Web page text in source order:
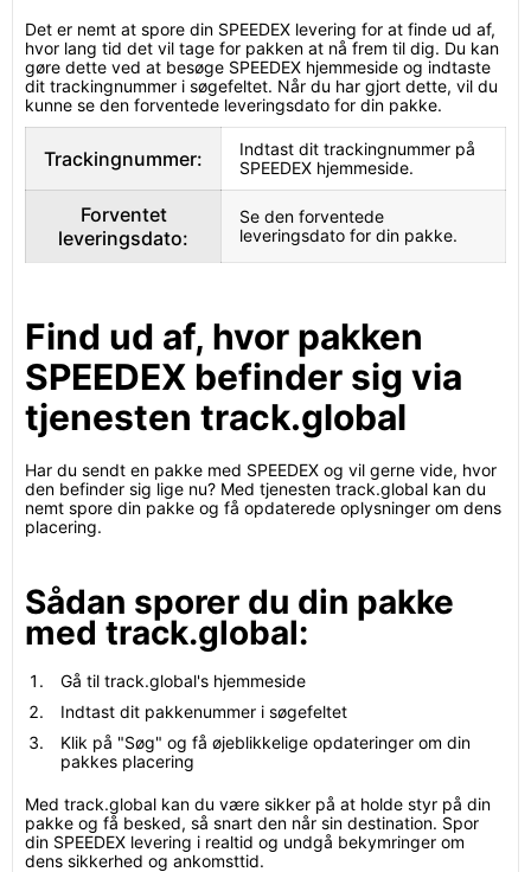
Det er nemt at spore din SPEEDEX levering for at finde ud af,
hvor lang tid det vil tage for pakken at nå frem til dig. Du kan
gøre dette ved at besøge SPEEDEX hjemmeside og indtaste
dit trackingnummer i søgefeltet. Når du har gjort dette, vil du
kunne se den forventede leveringsdato for din pakke.
Trackingnummer:
Indtast dit trackingnummer på
SPEEDEX hjemmeside.
Forventet
leveringsdato:
Se den forventede
leveringsdato for din pakke.
Find ud af, hvor pakken
SPEEDEX befinder sig via
tjenesten track.global
Har du sendt en pakke med SPEEDEX og vil gerne vide, hvor
den befinder sig lige nu? Med tjenesten track.global kan du
nemt spore din pakke og få opdaterede oplysninger om dens
placering.
Sådan sporer du din pakke
med track.global:
Gå til track.global's hjemmeside
Indtast dit pakkenummer i søgefeltet
Klik på "Søg" og få øjeblikkelige opdateringer om din
pakkes placering
Med track.global kan du være sikker på at holde styr på din
pakke og få besked, så snart den når sin destination. Spor
din SPEEDEX levering i realtid og undgå bekymringer om
dens sikkerhed og ankomsttid.